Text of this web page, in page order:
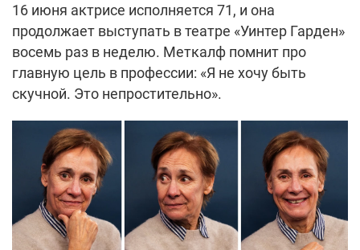
16 июня актрисе исполняется 71, и она
продолжает выступать в театре «Уинтер Гарден»
восемь раз в неделю. Меткалф помнит про
главную цель в профессии: «Я не хочу быть
скучной. Это непростительно».